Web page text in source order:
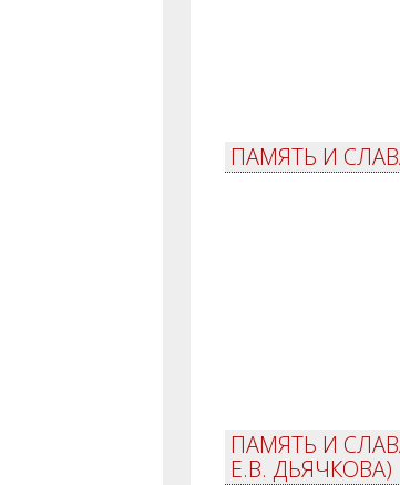
ПАМЯТЬ И
ПАМЯТЬ И
Е.В. ДЬЯЧКОВА)